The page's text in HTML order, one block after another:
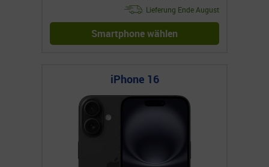
Lieferung Ende August
Smartphone wählen
iPhone 16